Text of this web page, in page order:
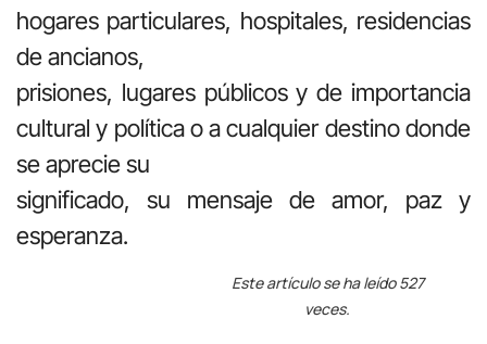
hogares particulares, hospitales, residencias
de ancianos,
prisiones, lugares públicos y de importancia
cultural y política o a cualquier destino donde
se aprecie su
significado, su mensaje de amor, paz y
esperanza.
Este artículo se ha leído 527
veces.